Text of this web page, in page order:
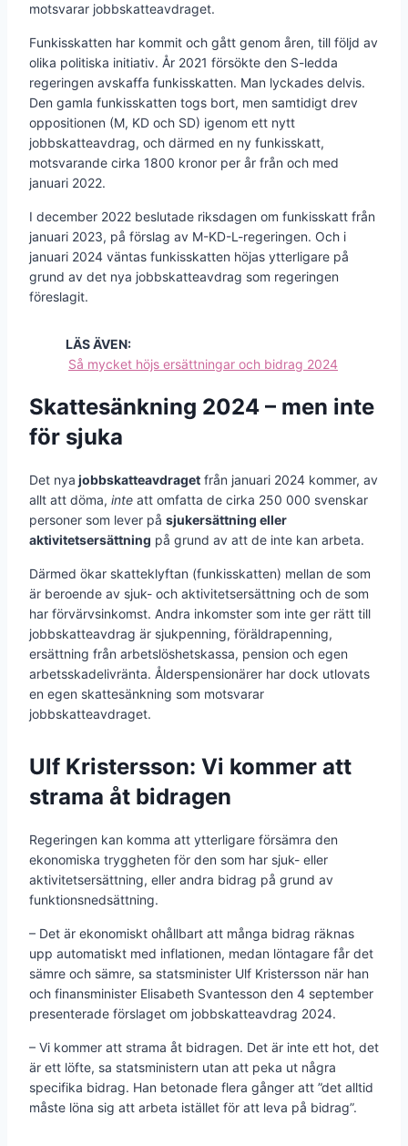
motsvarar jobbskatteavdraget.
Funkisskatten har kommit och gått genom åren, till följd av
olika politiska initiativ. År 2021 försökte den S-ledda
regeringen avskaffa funkisskatten. Man lyckades delvis.
Den gamla funkisskatten togs bort, men samtidigt drev
oppositionen (M, KD och SD) igenom ett nytt
jobbskatteavdrag, och därmed en ny funkisskatt,
motsvarande cirka 1800 kronor per år från och med
januari 2022.
I december 2022 beslutade riksdagen om funkisskatt från
januari 2023, på förslag av M-KD-L-regeringen. Och i
januari 2024 väntas funkisskatten höjas ytterligare på
grund av det nya jobbskatteavdrag som regeringen
föreslagit.
LÄS ÄVEN:
Så mycket höjs ersättningar och bidrag 2024
Skattesänkning 2024 – men inte
för sjuka
Det nya jobbskatteavdraget från januari 2024 kommer, av
allt att döma, inte att omfatta de cirka 250 000 svenskar
personer som lever på sjukersättning eller
aktivitetsersättning på grund av att de inte kan arbeta.
Därmed ökar skatteklyftan (funkisskatten) mellan de som
är beroende av sjuk- och aktivitetsersättning och de som
har förvärvsinkomst. Andra inkomster som inte ger rätt till
jobbskatteavdrag är sjukpenning, föräldrapenning,
ersättning från arbetslöshetskassa, pension och egen
arbetsskadelivränta. Ålderspensionärer har dock utlovats
en egen skattesänkning som motsvarar
jobbskatteavdraget.
Ulf Kristersson: Vi kommer att
strama åt bidragen
Regeringen kan komma att ytterligare försämra den
ekonomiska tryggheten för den som har sjuk- eller
aktivitetsersättning, eller andra bidrag på grund av
funktionsnedsättning.
– Det är ekonomiskt ohållbart att många bidrag räknas
upp automatiskt med inflationen, medan löntagare får det
sämre och sämre, sa statsminister Ulf Kristersson när han
och finansminister Elisabeth Svantesson den 4 september
presenterade förslaget om jobbskatteavdrag 2024.
– Vi kommer att strama åt bidragen. Det är inte ett hot, det
är ett löfte, sa statsministern utan att peka ut några
specifika bidrag. Han betonade flera gånger att ”det alltid
måste löna sig att arbeta istället för att leva på bidrag”.